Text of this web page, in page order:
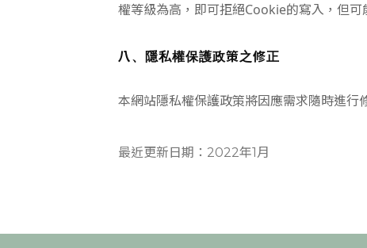
權等級為高，即可拒絕Cookie的寫入，但
八、隱私權保護政策之修正
本網站隱私權保護政策將因應需求隨時進行
最近更新日期：2022年1月